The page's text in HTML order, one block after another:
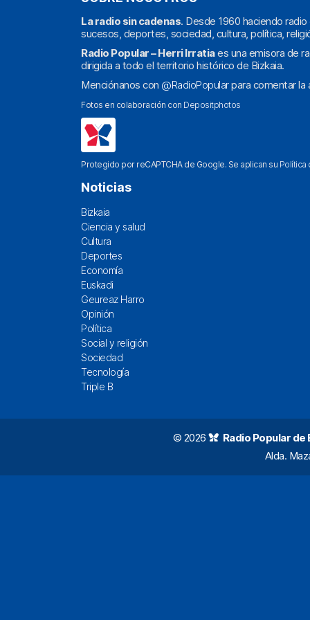
La radio sin cadenas. Desde 1960 haciendo
sucesos, deportes, sociedad, cultura, política,
Radio Popular – Herri Irratiaes una emisora de
dirigida a todo el territorio histórico de Bizkaia.
Menciónanos con @RadioPopularpara comentar la
Fotos en colaboración con Depositphotos
Protegido por reCAPTCHA de Google. Se aplican su Política
Noticias
Bizkaia
Ciencia y salud
Cultura
Deportes
Economía
Euskadi
Geureaz Harro
Opinión
Política
Social y religión
Sociedad
Tecnología
Triple B
© 2026 Radio Popular de
Alda.